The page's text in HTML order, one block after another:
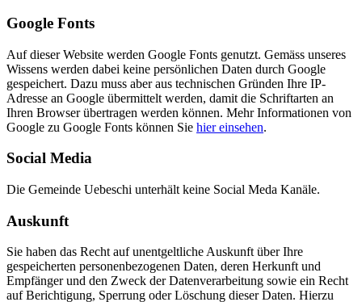
Google Fonts
Auf dieser Website werden Google Fonts genutzt. Gemäss unseres
Wissens werden dabei keine persönlichen Daten durch Google
gespeichert. Dazu muss aber aus technischen Gründen Ihre IP-
Adresse an Google übermittelt werden, damit die Schriftarten an
Ihren Browser übertragen werden können. Mehr Informationen von
Google zu Google Fonts können Sie hier einsehen.
Social Media
Die Gemeinde Uebeschi unterhält keine Social Meda Kanäle.
Auskunft
Sie haben das Recht auf unentgeltliche Auskunft über Ihre
gespeicherten personenbezogenen Daten, deren Herkunft und
Empfänger und den Zweck der Datenverarbeitung sowie ein Recht
auf Berichtigung, Sperrung oder Löschung dieser Daten. Hierzu